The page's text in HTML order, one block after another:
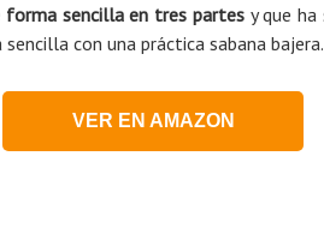
forma sencilla en tres partesy que ha
con una práctica sabana bajera.
VER EN AMAZON